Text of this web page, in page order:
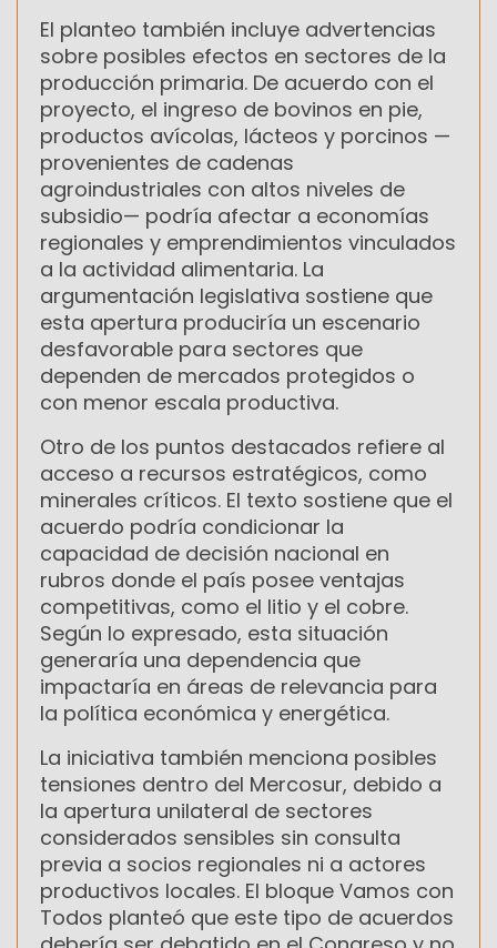
El planteo también incluye advertencias
sobre posibles efectos en sectores de la
producción primaria. De acuerdo con el
proyecto, el ingreso de bovinos en pie,
productos avícolas, lácteos y porcinos —
provenientes de cadenas
agroindustriales con altos niveles de
subsidio— podría afectar a economías
regionales y emprendimientos vinculados
a la actividad alimentaria. La
argumentación legislativa sostiene que
esta apertura produciría un escenario
desfavorable para sectores que
dependen de mercados protegidos o
con menor escala productiva.
Otro de los puntos destacados refiere al
acceso a recursos estratégicos, como
minerales críticos. El texto sostiene que el
acuerdo podría condicionar la
capacidad de decisión nacional en
rubros donde el país posee ventajas
competitivas, como el litio y el cobre.
Según lo expresado, esta situación
generaría una dependencia que
impactaría en áreas de relevancia para
la política económica y energética.
La iniciativa también menciona posibles
tensiones dentro del Mercosur, debido a
la apertura unilateral de sectores
considerados sensibles sin consulta
previa a socios regionales ni a actores
productivos locales. El bloque Vamos con
Todos planteó que este tipo de acuerdos